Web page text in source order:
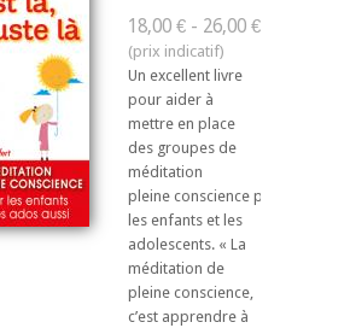
18,00 € - 26,00 €
Un excellent livre
pour aider à
mettre en place
des groupes de
méditation
pleine conscience pour
les enfants et les
adolescents. « La
méditation de
pleine conscience,
c’est apprendre à